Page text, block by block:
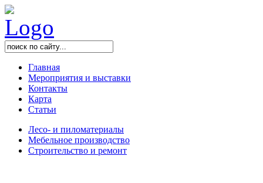
Главная
Мероприятия и выставки
Контакты
Карта
Статьи
Лесо- и пиломатериалы
Мебельное производство
Строительство и ремонт